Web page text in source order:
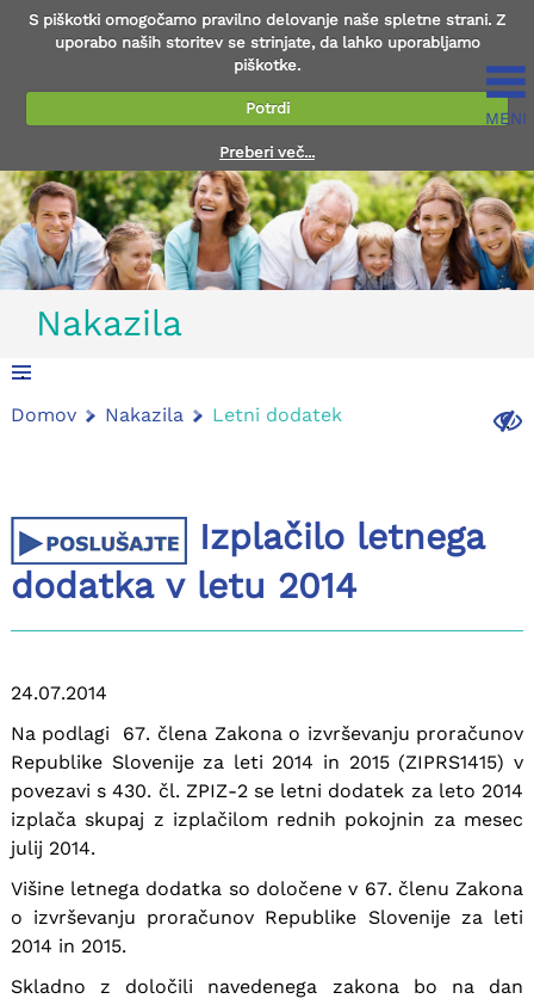
S piškotki omogočamo pravilno delovanje naše spletne strani. Z
uporabo naših storitev se strinjate, da lahko uporabljamo
piškotke.
Potrdi
Preberi več...
MENI
Nakazila
.
.
Domov Nakazila Letni dodatek
Izplačilo letnega
dodatka v letu 2014
24.07.2014
Na podlagi 67. člena Zakona o izvrševanju proračunov
Republike Slovenije za leti 2014 in 2015 (ZIPRS1415) v
povezavi s 430. čl. ZPIZ-2 se letni dodatek za leto 2014
izplača skupaj z izplačilom rednih pokojnin za mesec
julij 2014.
Višine letnega dodatka so določene v 67. členu Zakona
o izvrševanju proračunov Republike Slovenije za leti
2014 in 2015.
Skladno z določili navedenega zakona bo na dan